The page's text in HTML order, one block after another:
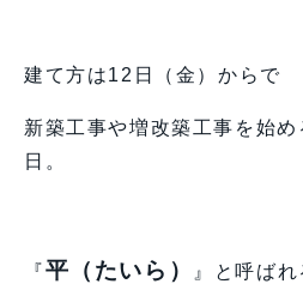
建て方は12日（金）からで
新築工事や増改築工事を始
日。
『平（たいら）
』と呼ば